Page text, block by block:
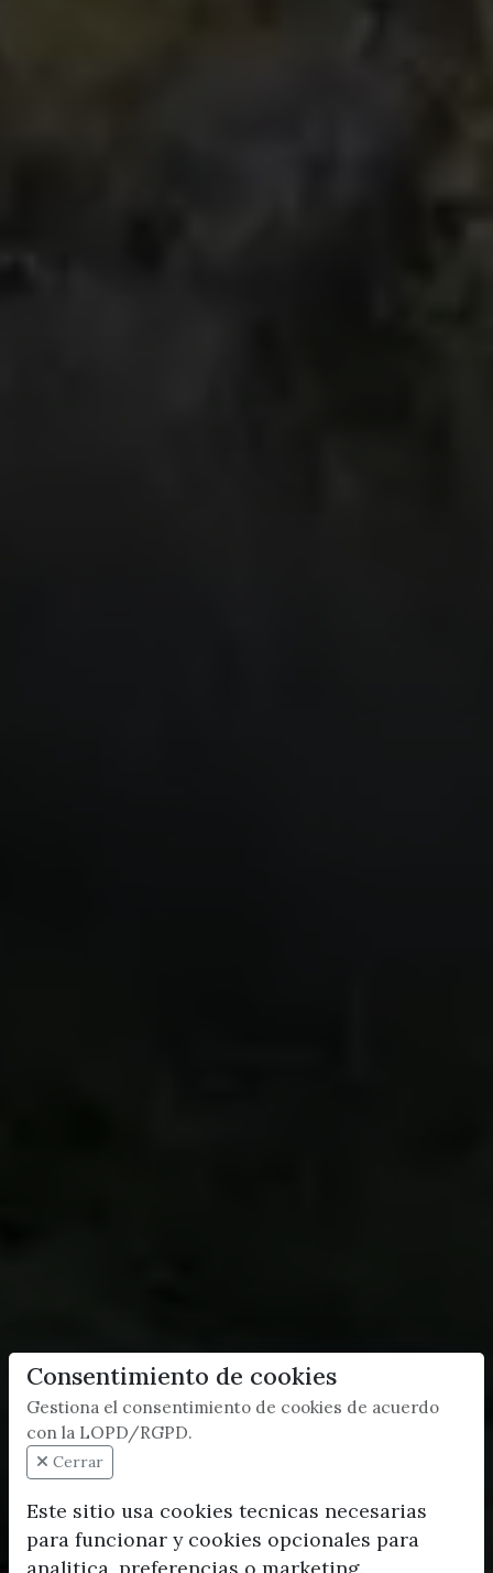
Consentimiento de cookies
Gestiona el consentimiento de cookies de acuerdo
con la LOPD/RGPD.
Cerrar
Este sitio usa cookies tecnicas necesarias
para funcionar y cookies opcionales para